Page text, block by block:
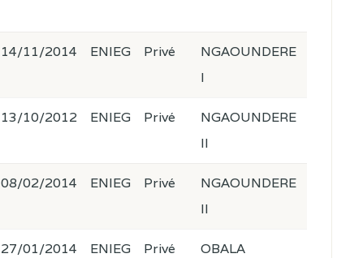
14/11/2014 ENIEG Privé
NGAOUNDERE
I
13/10/2012 ENIEG Privé
NGAOUNDERE
II
08/02/2014 ENIEG Privé
NGAOUNDERE
II
27/01/2014 ENIEG Privé OBALA